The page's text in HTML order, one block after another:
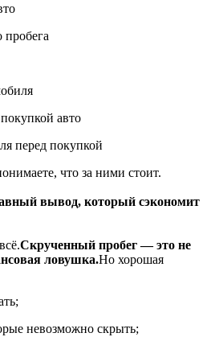
пробега
авто
перед покупкой
что за ними стоит.
вывод, который сэкономит
Скрученный пробег — это не
ловушка.Но хорошая
невозможно скрыть;